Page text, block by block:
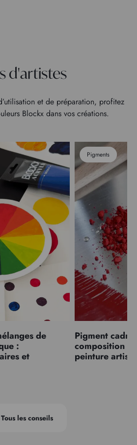
d'artistes
et de préparation, profitez
Blockx dans vos créations.
de
:
et
Pigments
Pigment
composition
peinture
Tous les conseils